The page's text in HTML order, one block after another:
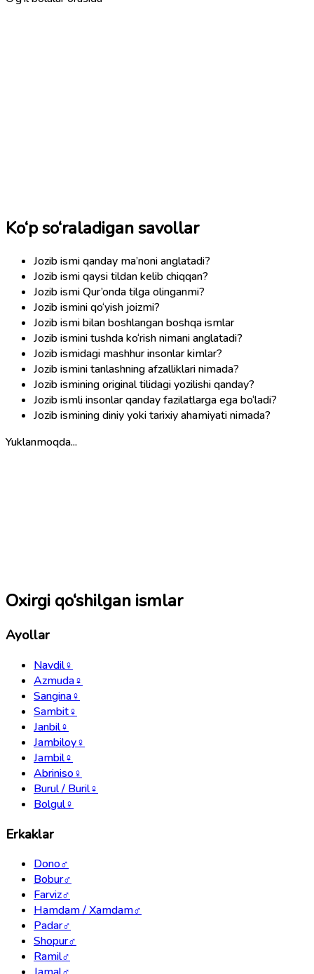
Ko‘p so‘raladigan savollar
Jozib ismi qanday ma’noni anglatadi?
Jozib ismi qaysi tildan kelib chiqqan?
Jozib ismi Qur’onda tilga olinganmi?
Jozib ismini qo‘yish joizmi?
Jozib ismi bilan boshlangan boshqa ismlar
Jozib ismini tushda ko‘rish nimani anglatadi?
Jozib ismidagi mashhur insonlar kimlar?
Jozib ismini tanlashning afzalliklari nimada?
Jozib ismining original tilidagi yozilishi qanday?
Jozib ismli insonlar qanday fazilatlarga ega bo‘ladi?
Jozib ismining diniy yoki tarixiy ahamiyati nimada?
Yuklanmoqda...
Oxirgi qo‘shilgan ismlar
Ayollar
Navdil♀
Azmuda♀
Sangina♀
Sambit♀
Janbil♀
Jambiloy♀
Jambil♀
Abriniso♀
Burul / Buril♀
Bolgul♀
Erkaklar
Dono♂
Bobur♂
Farviz♂
Hamdam / Xamdam♂
Padar♂
Shopur♂
Ramil♂